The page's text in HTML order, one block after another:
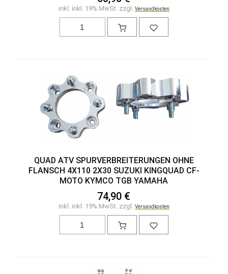
inkl. inkl. 19% MwSt. zzgl. Versandkosten
QUAD ATV SPURVERBREITERUNGEN OHNE
FLANSCH 4X110 2X30 SUZUKI KINGQUAD CF-
MOTO KYMCO TGB YAMAHA
74,90 €
inkl. inkl. 19% MwSt. zzgl. Versandkosten